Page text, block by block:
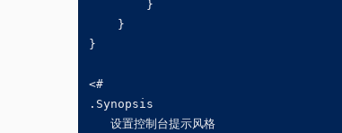
        }
    }
}
<#
.Synopsis
   设置控制台提示风格